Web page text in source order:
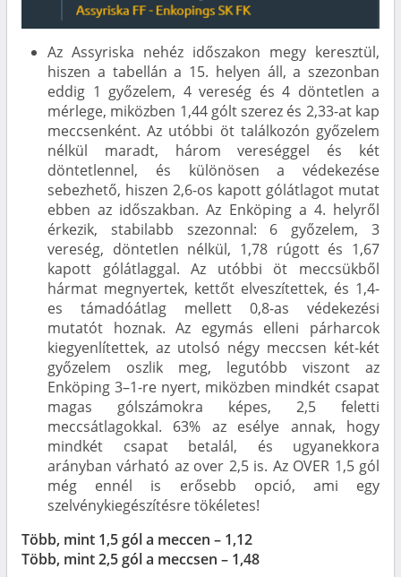
Az Assyriska nehéz időszakon megy keresztül,
hiszen a tabellán a 15. helyen áll, a szezonban
eddig 1 győzelem, 4 vereség és 4 döntetlen a
mérlege, miközben 1,44 gólt szerez és 2,33-at kap
meccsenként. Az utóbbi öt találkozón győzelem
nélkül maradt, három vereséggel és két
döntetlennel, és különösen a védekezése
sebezhető, hiszen 2,6-os kapott gólátlagot mutat
ebben az időszakban. Az Enköping a 4. helyről
érkezik, stabilabb szezonnal: 6 győzelem, 3
vereség, döntetlen nélkül, 1,78 rúgott és 1,67
kapott gólátlaggal. Az utóbbi öt meccsükből
hármat megnyertek, kettőt elveszítettek, és 1,4-
es támadóátlag mellett 0,8-as védekezési
mutatót hoznak. Az egymás elleni párharcok
kiegyenlítettek, az utolsó négy meccsen két-két
győzelem oszlik meg, legutóbb viszont az
Enköping 3–1-re nyert, miközben mindkét csapat
magas gólszámokra képes, 2,5 feletti
meccsátlagokkal. 63% az esélye annak, hogy
mindkét csapat betalál, és ugyanekkora
arányban várható az over 2,5 is. Az OVER 1,5 gól
még ennél is erősebb opció, ami egy
szelvénykiegészítésre tökéletes!
Több, mint 1,5 gól a meccen – 1,12
Több, mint 2,5 gól a meccsen – 1,48